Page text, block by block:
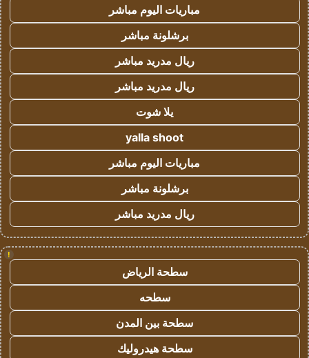
مباريات اليوم مباشر
برشلونة مباشر
ريال مدريد مباشر
ريال مدريد مباشر
يلا شوت
yalla shoot
مباريات اليوم مباشر
برشلونة مباشر
ريال مدريد مباشر
!
سطحة الرياض
سطحه
سطحة بين المدن
سطحة هيدروليك